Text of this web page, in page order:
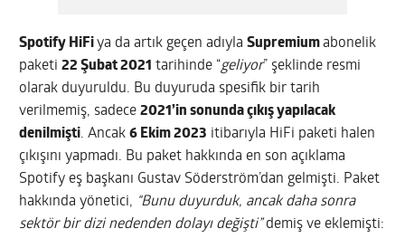
Spotify HiFiya da artık geçen adıylaSupremiumabonelik
paketi22 Şubat 2021 tarihinde “geliyor” şeklinde resmi
olarak duyuruldu. Bu duyuruda spesifik bir tarih
verilmemiş, sadece2021’in sonunda çıkış yapılacak
denilmişti. Ancak6 Ekim 2023 itibarıyla HiFi paketi halen
çıkışını yapmadı. Bu paket hakkında en son açıklama
Spotify eş başkanı Gustav Söderström’dan gelmişti. Paket
hakkında yönetici, “Bunu duyurduk, ancak daha sonra
sektör bir dizi nedenden dolayı değişti”demiş ve eklemişti: